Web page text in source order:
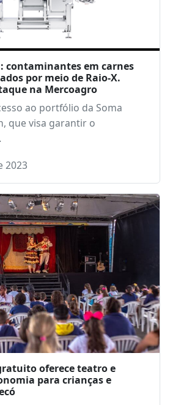
contaminantes em carnes
por meio de Raio-X.
na Mercoagro
ao portfólio da Soma
que visa garantir o
2023
oferece teatro e
para crianças e